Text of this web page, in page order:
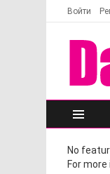
Войти
Меню
No
For